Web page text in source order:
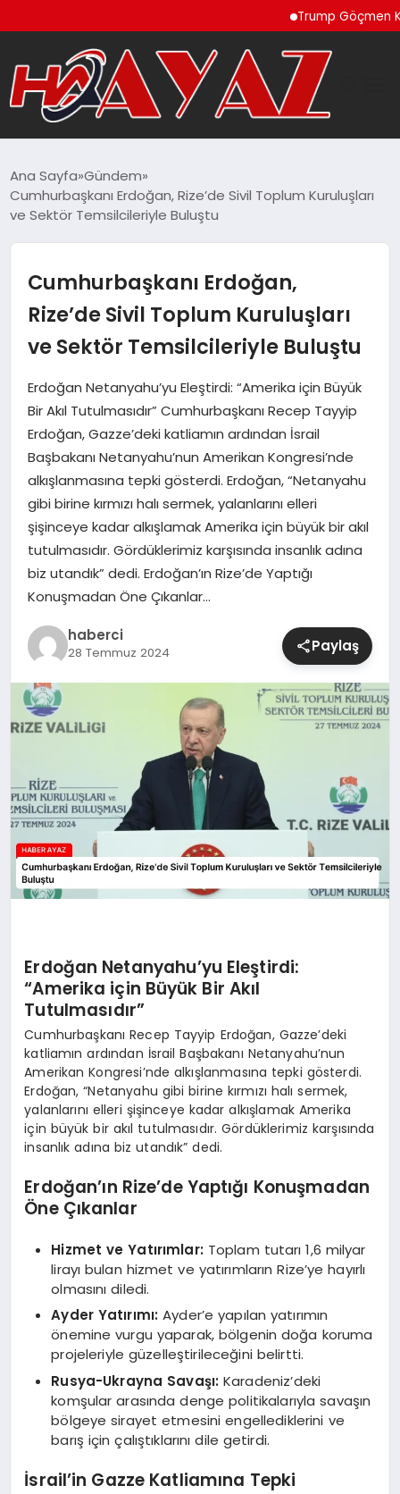
Trump Göçmen
DÜNYA
MAGAZIN
SAĞLIK
SIYASET
SPOR
TEKNOLOJI
YAŞAM
Ana Sayfa Gündem
Cumhurbaşkanı Erdoğan, Rize’de Sivil Toplum Kuruluşları
ve Sektör Temsilcileriyle Buluştu
Cumhurbaşkanı Erdoğan,
Rize’de Sivil Toplum Kuruluşları
ve Sektör Temsilcileriyle Buluştu
Erdoğan Netanyahu’yu Eleştirdi: “Amerika için Büyük
Bir Akıl Tutulmasıdır” Cumhurbaşkanı Recep Tayyip
Erdoğan, Gazze’deki katliamın ardından İsrail
Başbakanı Netanyahu’nun Amerikan Kongresi’nde
alkışlanmasına tepki gösterdi. Erdoğan, “Netanyahu
gibi birine kırmızı halı sermek, yalanlarını elleri
şişinceye kadar alkışlamak Amerika için büyük bir akıl
tutulmasıdır. Gördüklerimiz karşısında insanlık adına
biz utandık” dedi. Erdoğan’ın Rize’de Yaptığı
Konuşmadan Öne Çıkanlar…
haberci
28 Temmuz 2024 Paylaş
Erdoğan Netanyahu’yu Eleştirdi:
“Amerika için Büyük Bir Akıl
Tutulmasıdır”
Cumhurbaşkanı Recep Tayyip Erdoğan, Gazze’deki
katliamın ardından İsrail Başbakanı Netanyahu’nun
Amerikan Kongresi’nde alkışlanmasına tepki gösterdi.
Erdoğan, “Netanyahu gibi birine kırmızı halı sermek,
yalanlarını elleri şişinceye kadar alkışlamak Amerika
için büyük bir akıl tutulmasıdır. Gördüklerimiz karşısında
insanlık adına biz utandık” dedi.
Erdoğan’ın Rize’de Yaptığı Konuşmadan
Öne Çıkanlar
Hizmet ve Yatırımlar: Toplam tutarı 1,6 milyar
lirayı bulan hizmet ve yatırımların Rize’ye hayırlı
olmasını diledi.
Ayder Yatırımı: Ayder’e yapılan yatırımın
önemine vurgu yaparak, bölgenin doğa koruma
projeleriyle güzelleştirileceğini belirtti.
Rusya-Ukrayna Savaşı: Karadeniz’deki
komşular arasında denge politikalarıyla savaşın
bölgeye sirayet etmesini engellediklerini ve
barış için çalıştıklarını dile getirdi.
İsrail’in Gazze Katliamına Tepki